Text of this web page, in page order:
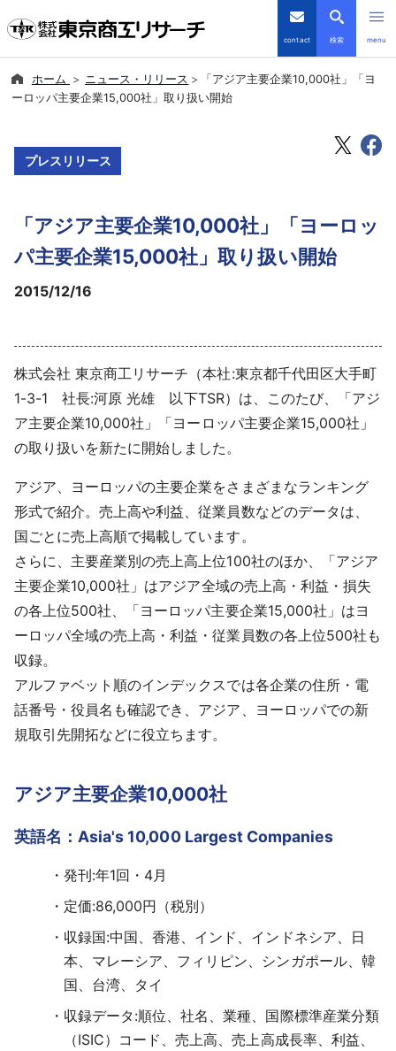
contact 検索 menu
倒産・注目企業情報
優良企業サイト
導入事例
採用情報
English
ホーム ニュース・リリース
「アジア主要企業10,000社」「ヨ
ーロッパ主要企業15,000社」取り扱い開始
プレスリリース
「アジア主要企業10,000社」「ヨーロッ
パ主要企業15,000社」取り扱い開始
2015/12/16
株式会社 東京商工リサーチ（本社:東京都千代田区大手町
1-3-1 社長:河原 光雄 以下TSR）は、このたび、「アジ
ア主要企業10,000社」「ヨーロッパ主要企業15,000社」
の取り扱いを新たに開始しました。
アジア、ヨーロッパの主要企業をさまざまなランキング
形式で紹介。売上高や利益、従業員数などのデータは、
国ごとに売上高順で掲載しています。
さらに、主要産業別の売上高上位100社のほか、「アジア
主要企業10,000社」はアジア全域の売上高・利益・損失
の各上位500社、「ヨーロッパ主要企業15,000社」はヨ
ーロッパ全域の売上高・利益・従業員数の各上位500社も
収録。
アルファベット順のインデックスでは各企業の住所・電
話番号・役員名も確認でき、アジア、ヨーロッパでの新
規取引先開拓などに役立ちます。
アジア主要企業10,000社
英語名：Asia's 10,000 Largest Companies
発刊:年1回・4月
定価:86,000円（税別）
収録国:中国、香港、インド、インドネシア、日
本、マレーシア、フィリピン、シンガポール、韓
国、台湾、タイ
収録データ:順位、社名、業種、国際標準産業分類
（ISIC）コード、売上高、売上高成長率、利益、